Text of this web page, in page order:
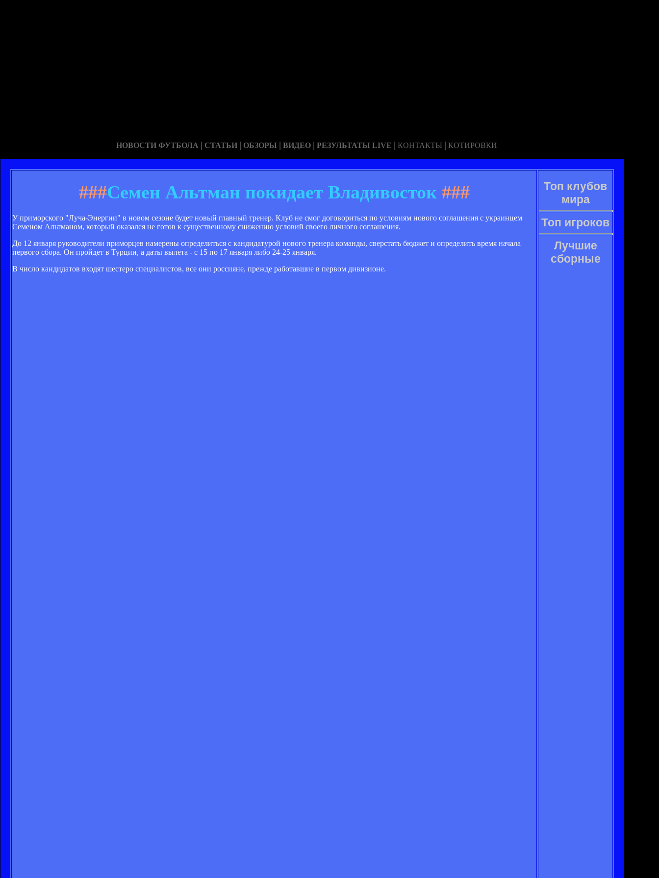
НОВОСТИ ФУТБОЛА | СТАТЬИ | ОБЗОРЫ | ВИДЕО | РЕЗУЛЬТАТЫ LIVE | КОНТАКТЫ | КОТИРОВКИ
###Семен Альтман покидает Владивосток###
У приморского "Луча-Энергии" в новом сезоне будет новый главный тренер. Клуб не смог договориться по условиям нового соглашения с украинцем
Семеном Альтманом, который оказался не готов к существенному снижению условий своего личного соглашения.
До 12 января руководители приморцев намерены определиться с кандидатурой нового тренера команды, сверстать бюджет и определить время начала
первого сбора. Он пройдет в Турции, а даты вылета - с 15 по 17 января либо 24-25 января.
В число кандидатов входят шестеро специалистов, все они россияне, прежде работавшие в первом дивизионе.
Топ клубов
мира
Топ игроков
Лучшие
сборные